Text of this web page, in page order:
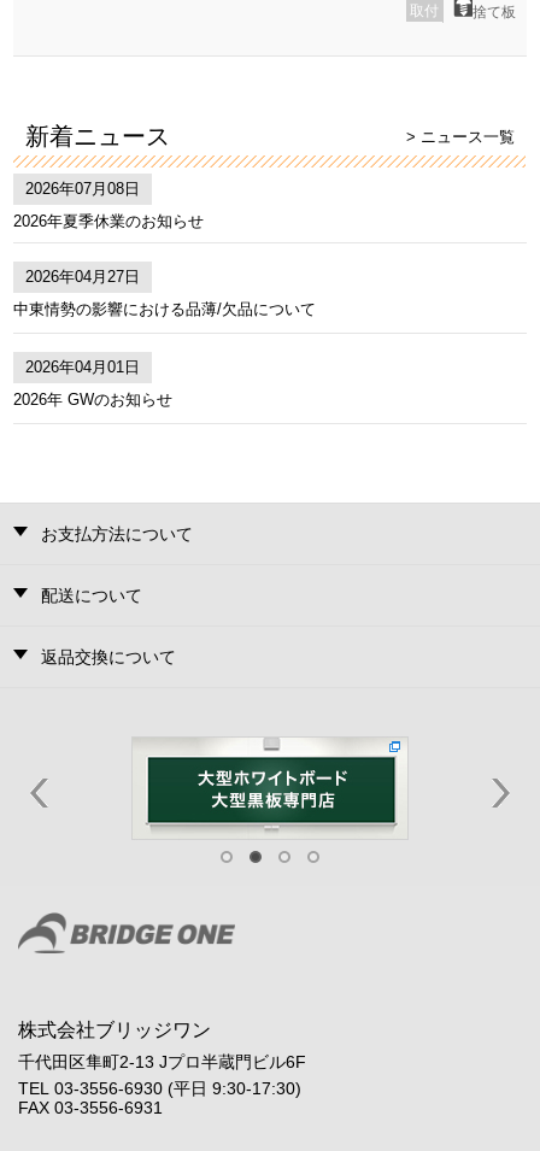
取付 捨て板
新着ニュース > ニュース一覧
2026年07月08日
2026年夏季休業のお知らせ
2026年04月27日
中東情勢の影響における品薄/欠品について
2026年04月01日
2026年 GWのお知らせ
お支払方法について
配送について
返品交換について
株式会社ブリッジワン
千代田区隼町2-13 Jプロ半蔵門ビル6F
TEL 03-3556-6930 (平日 9:30-17:30)
FAX 03-3556-6931